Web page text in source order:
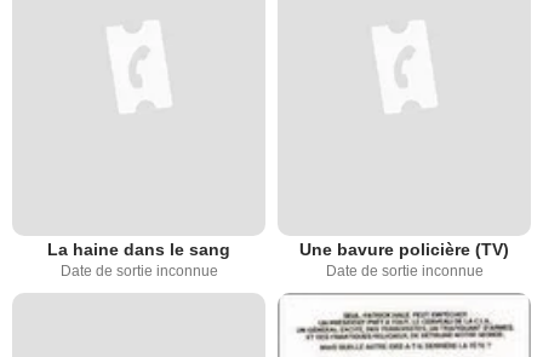
La haine dans le sang
Date de sortie inconnue
Une bavure policière (TV)
Date de sortie inconnue